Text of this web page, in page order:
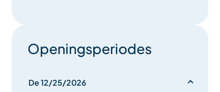
Openingsperiodes
De 12/25/2026